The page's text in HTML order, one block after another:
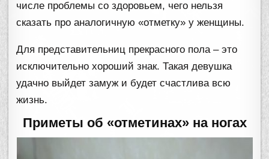
числе проблемы со здоровьем, чего нельзя
сказать про аналогичную «отметку» у женщины.
Для представительниц прекрасного пола – это
исключительно хороший знак. Такая девушка
удачно выйдет замуж и будет счастлива всю
жизнь.
Приметы об «отметинах» на ногах